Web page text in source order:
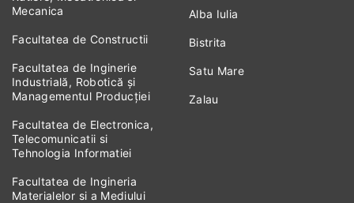
Mecanica
Facultatea de Constructii
Facultatea de Inginerie
Industrială, Robotică și
Managementul Producției
Facultatea de Electronica,
Telecomunicatii si
Tehnologia Informatiei
Facultatea de Ingineria
Materialelor si a Mediului
Alba Iulia
Bistrita
Satu Mare
Zalau